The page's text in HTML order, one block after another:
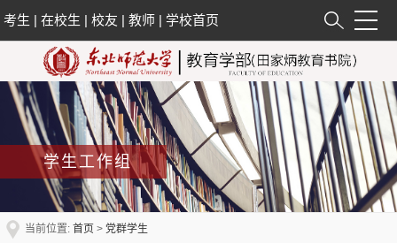
考生 |在校生 |校友 |教师 | 学校首页
学生工作组
当前位置: 首页 > 党群学生